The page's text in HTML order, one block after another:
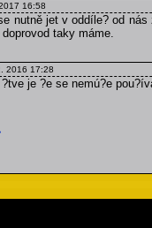
16:58
nutně jet v oddíle? od
taky máme.
2016 17:28
je ?e se nemú?e